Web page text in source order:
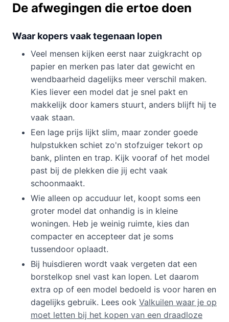
De afwegingen die ertoe doen
Waar kopers vaak tegenaan lopen
Veel mensen kijken eerst naar zuigkracht op
papier en merken pas later dat gewicht en
wendbaarheid dagelijks meer verschil maken.
Kies liever een model dat je snel pakt en
makkelijk door kamers stuurt, anders blijft hij te
vaak staan.
Een lage prijs lijkt slim, maar zonder goede
hulpstukken schiet zo'n stofzuiger tekort op
bank, plinten en trap. Kijk vooraf of het model
past bij de plekken die jij echt vaak
schoonmaakt.
Wie alleen op accuduur let, koopt soms een
groter model dat onhandig is in kleine
woningen. Heb je weinig ruimte, kies dan
compacter en accepteer dat je soms
tussendoor oplaadt.
Bij huisdieren wordt vaak vergeten dat een
borstelkop snel vast kan lopen. Let daarom
extra op of een model bedoeld is voor haren en
dagelijks gebruik. Lees ook Valkuilen waar je op
moet letten bij het kopen van een draadloze